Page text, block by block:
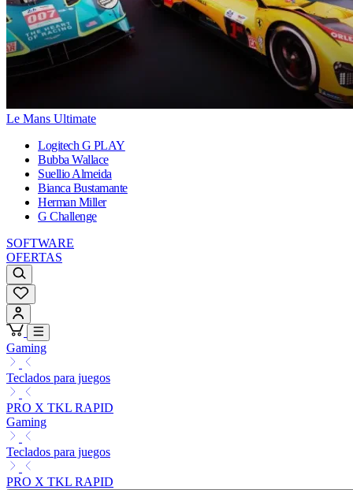
Le Mans Ultimate
Logitech G PLAY
Bubba Wallace
Suellio Almeida
Bianca Bustamante
Herman Miller
G Challenge
SOFTWARE
OFERTAS
Gaming
Teclados para juegos
PRO X TKL RAPID
Gaming
Teclados para juegos
PRO X TKL RAPID